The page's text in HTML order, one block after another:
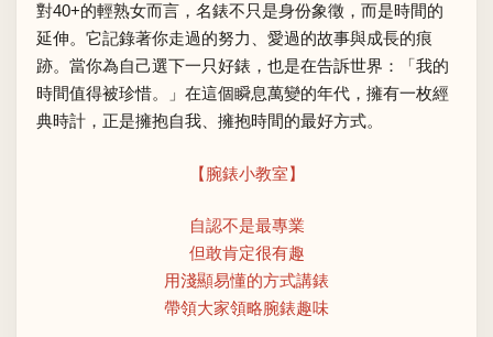
對40+的輕熟女而言，名錶不只是身份象徵，而是時間的
延伸。它記錄著你走過的努力、愛過的故事與成長的痕
跡。當你為自己選下一只好錶，也是在告訴世界：「我的
時間值得被珍惜。」在這個瞬息萬變的年代，擁有一枚經
典時計，正是擁抱自我、擁抱時間的最好方式。
【腕錶小教室】
自認不是最專業
但敢肯定很有趣
用淺顯易懂的方式講錶
帶領大家領略腕錶趣味